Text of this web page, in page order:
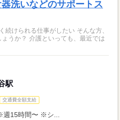
洗いなどのサポートス
れる仕事がしたい そんな方、
も、最近では
駅
交通費全額支給
15時間〜 ※シ...